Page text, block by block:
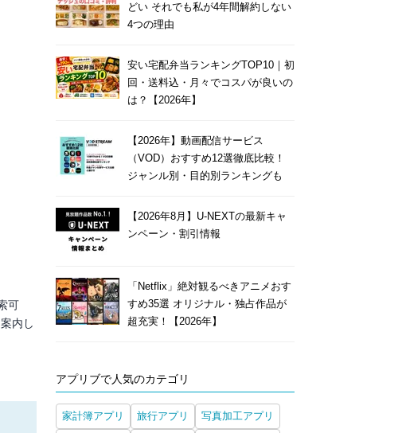
可
内し
どい それでも私が4年間解約しない
4つの理由
安い宅配弁当ランキングTOP10｜初
回・送料込・月々でコスパが良いの
は？【2026年】
【2026年】動画配信サービス
（VOD）おすすめ12選徹底比較！
ジャンル別・目的別ランキングも
【2026年8月】U-NEXTの最新キャ
ンペーン・割引情報
「Netflix」絶対観るべきアニメおす
すめ35選 オリジナル・独占作品が
超充実！【2026年】
アプリブで人気のカテゴリ
家計簿アプリ 旅行アプリ 写真加工アプリ